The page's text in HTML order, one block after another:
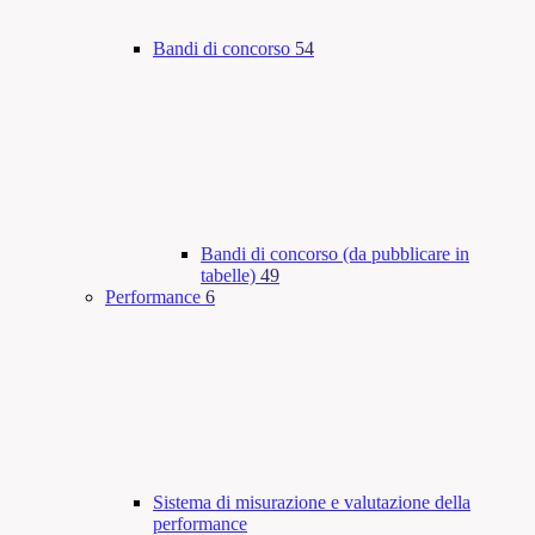
Bandi di concorso 54
Bandi di concorso (da pubblicare in
tabelle) 49
Performance 6
Sistema di misurazione e valutazione della
performance